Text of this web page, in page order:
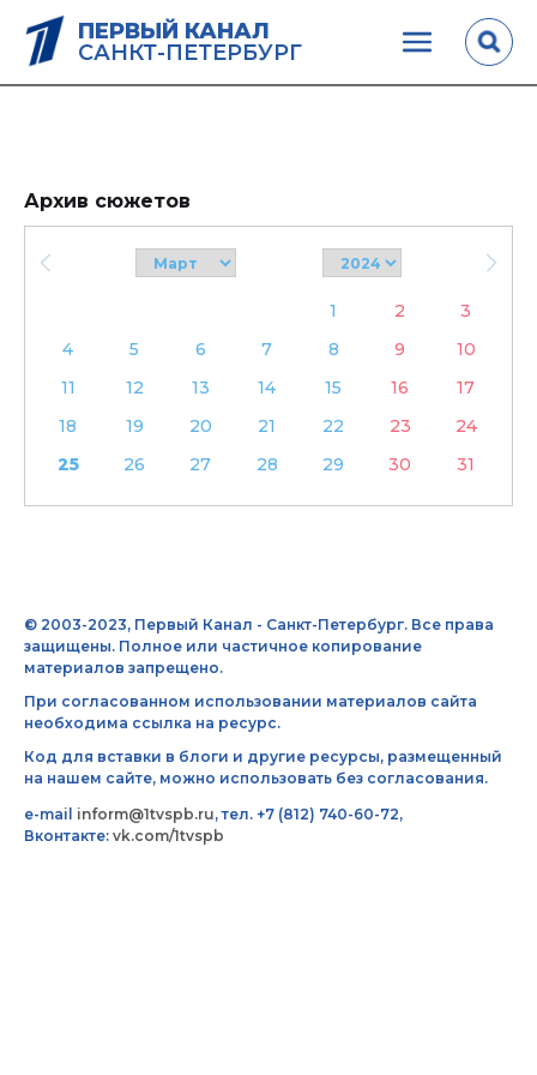
ПЕРВЫЙ КАНАЛ
САНКТ-ПЕТЕРБУРГ
Архив сюжетов
1 2
3
4
5 6 7 8 9
10
11
12 13 14 15 16
17
18
19 20 21 22 23
24
25
26 27 28 29 30 31
© 2003-2023, Первый Канал - Санкт-Петербург. Все права
защищены. Полное или частичное копирование
материалов запрещено.
При согласованном использовании материалов сайта
необходима ссылка на ресурс.
Код для вставки в блоги и другие ресурсы, размещенный
на нашем сайте, можно использовать без согласования.
e-mail inform@1tvspb.ru, тел. +7 (812) 740-60-72,
Вконтакте: vk.com/1tvspb